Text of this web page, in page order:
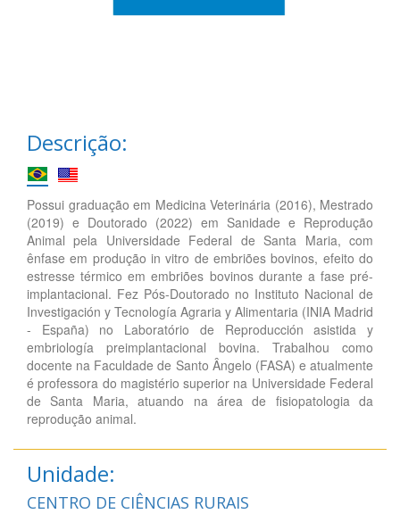
Descrição:
Possui graduação em Medicina Veterinária (2016), Mestrado
(2019) e Doutorado (2022) em Sanidade e Reprodução
Animal pela Universidade Federal de Santa Maria, com
ênfase em produção in vitro de embriões bovinos, efeito do
estresse térmico em embriões bovinos durante a fase pré-
implantacional. Fez Pós-Doutorado no Instituto Nacional de
Investigación y Tecnología Agraria y Alimentaria (INIA Madrid
- España) no Laboratório de Reproducción asistida y
embriología preimplantacional bovina. Trabalhou como
docente na Faculdade de Santo Ângelo (FASA) e atualmente
é professora do magistério superior na Universidade Federal
de Santa Maria, atuando na área de fisiopatologia da
reprodução animal.
Unidade:
CENTRO DE CIÊNCIAS RURAIS